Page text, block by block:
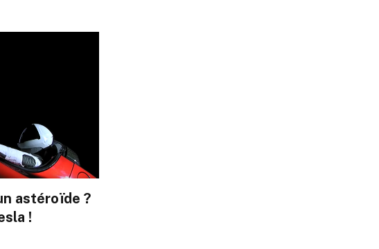
astéroïde ?
!